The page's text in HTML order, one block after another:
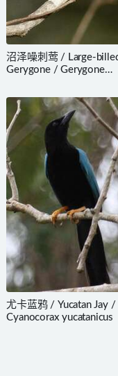
沼泽噪刺莺 / Large-
Gerygone / Gerygone
尤卡蓝鸦 / Yucatan Jay /
Cyanocorax yucatanicus